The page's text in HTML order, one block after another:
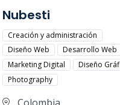
Nubesti
Creación y administración
Diseño Web
Desarrollo Web
Marketing Digital
Diseño
Photography